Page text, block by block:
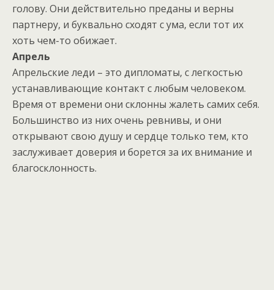
голову. Они действительно преданы и верны
партнеру, и буквально сходят с ума, если тот их
хоть чем-то обижает.
Апрель
Апрельские леди – это дипломаты, с легкостью
устанавливающие контакт с любым человеком.
Время от времени они склонны жалеть самих себя.
Большинство из них очень ревнивы, и они
открывают свою душу и сердце только тем, кто
заслуживает доверия и борется за их внимание и
благосклонность.